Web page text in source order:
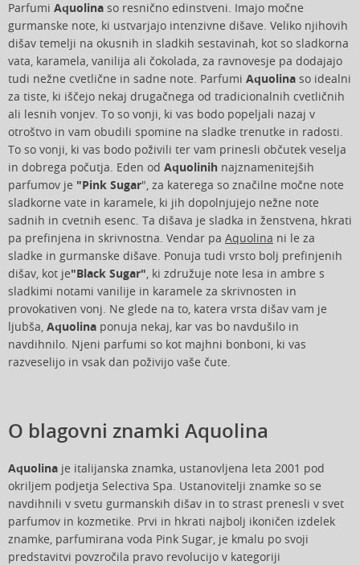
Parfumi Aquolina so resnično edinstveni. Imajo močne
gurmanske note, ki ustvarjajo intenzivne dišave. Veliko njihovih
dišav temelji na okusnih in sladkih sestavinah, kot so sladkorna
vata, karamela, vanilija ali čokolada, za ravnovesje pa dodajajo
tudi nežne cvetlične in sadne note. Parfumi Aquolina so idealni
za tiste, ki iščejo nekaj drugačnega od tradicionalnih cvetličnih
ali lesnih vonjev. To so vonji, ki vas bodo popeljali nazaj v
otroštvo in vam obudili spomine na sladke trenutke in radosti.
To so vonji, ki vas bodo poživili ter vam prinesli občutek veselja
in dobrega počutja. Eden od Aquolinih najznamenitejših
parfumov je "Pink Sugar", za katerega so značilne močne note
sladkorne vate in karamele, ki jih dopolnjujejo nežne note
sadnih in cvetnih esenc. Ta dišava je sladka in ženstvena, hkrati
pa prefinjena in skrivnostna. Vendar pa Aquolina ni le za
sladke in gurmanske dišave. Ponuja tudi vrsto bolj prefinjenih
dišav, kot je"Black Sugar", ki združuje note lesa in ambre s
sladkimi notami vanilije in karamele za skrivnosten in
provokativen vonj. Ne glede na to, katera vrsta dišav vam je
ljubša, Aquolina ponuja nekaj, kar vas bo navdušilo in
navdihnilo. Njeni parfumi so kot majhni bonboni, ki vas
razveselijo in vsak dan poživijo vaše čute.
O blagovni znamki Aquolina
Aquolina je italijanska znamka, ustanovljena leta 2001 pod
okriljem podjetja Selectiva Spa. Ustanovitelji znamke so se
navdihnili v svetu gurmanskih dišav in to strast prenesli v svet
parfumov in kozmetike. Prvi in hkrati najbolj ikoničen izdelek
znamke, parfumirana voda Pink Sugar, je kmalu po svoji
predstavitvi povzročila pravo revolucijo v kategoriji